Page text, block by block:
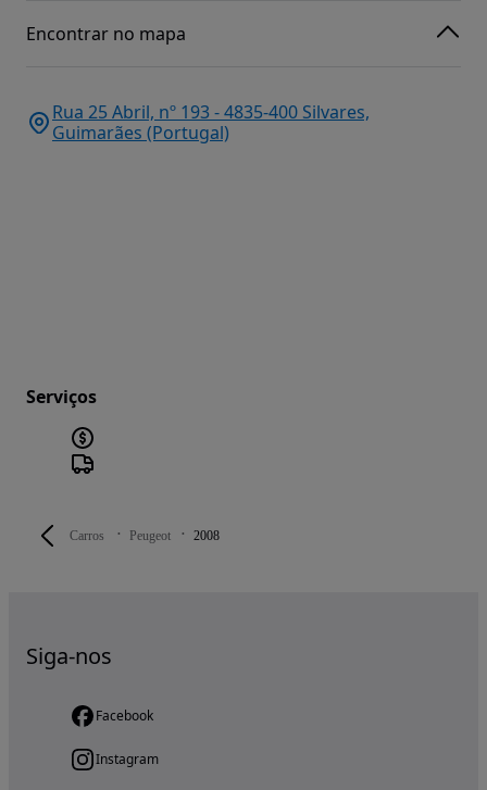
Carros Peugeot 2008
Encontrar no mapa
Rua 25 Abril, nº 193 - 4835-400 Silvares,
Guimarães (Portugal)
Serviços
Siga-nos
Facebook
Instagram